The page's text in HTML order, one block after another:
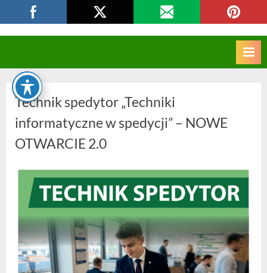
to
CKZIU Strzelce Opolskie
Technik spedytor „Techniki
informatyczne w spedycji” – NOWE
OTWARCIE 2.0